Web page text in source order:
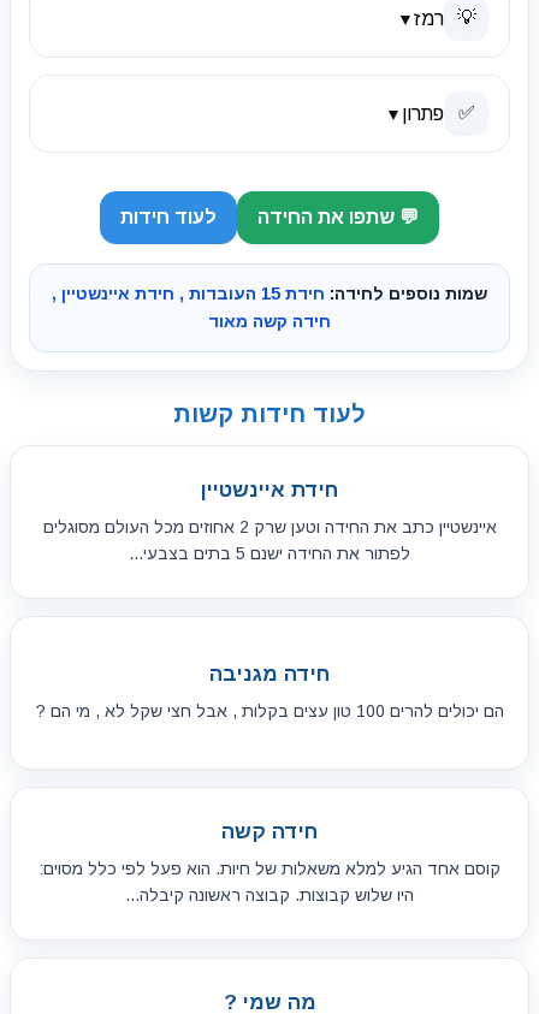
💡 רמז▼
✅ פתרון ▼
💬 שתפו את החידה לעוד חידות
שמות נוספים לחידה:
חידת 15 העובדות , חידת איינשטיין ,
חידה קשה מאוד
לעוד חידות קשות
חידת איינשטיין
איינשטיין כתב את החידה וטען שרק 2 אחוזים מכל העולם מסוגלים
לפתור את החידה ישנם 5 בתים בצבעי...
חידה מגניבה
הם יכולים להרים 100 טון עצים בקלות , אבל חצי שקל לא , מי הם ?
חידה קשה
קוסם אחד הגיע למלא משאלות של חיות. הוא פעל לפי כלל מסוים:
היו שלוש קבוצות. קבוצה ראשונה קיבלה...
מה שמי ?